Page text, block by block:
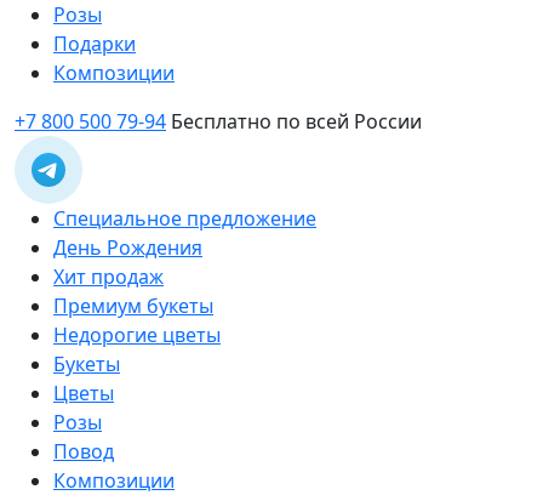
Розы
Подарки
Композиции
+7 800 500 79-94 Бесплатно по всей России
Специальное предложение
День Рождения
Хит продаж
Премиум букеты
Недорогие цветы
Букеты
Цветы
Розы
Повод
Композиции